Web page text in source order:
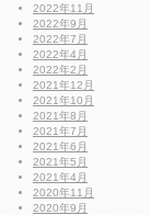
2022年11月
2022年9月
2022年7月
2022年4月
2022年2月
2021年12月
2021年10月
2021年8月
2021年7月
2021年6月
2021年5月
2021年4月
2020年11月
2020年9月